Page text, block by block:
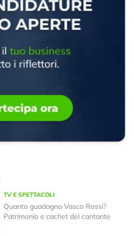
TV E SPETTACOLI
Quanto guadagna Vasco Rossi?
Patrimonio e cachet del cantante